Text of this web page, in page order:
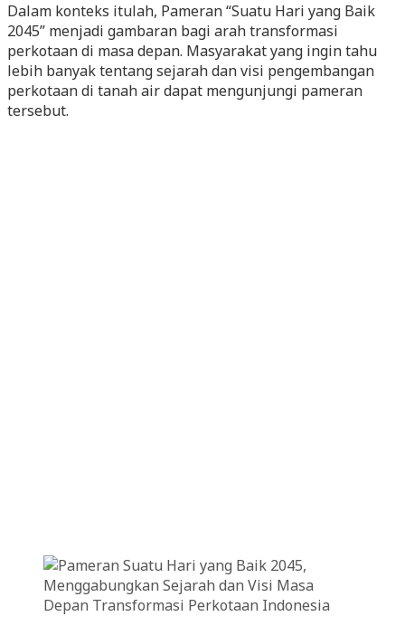
Dalam konteks itulah, Pameran “Suatu Hari yang Baik
2045” menjadi gambaran bagi arah transformasi
perkotaan di masa depan. Masyarakat yang ingin tahu
lebih banyak tentang sejarah dan visi pengembangan
perkotaan di tanah air dapat mengunjungi pameran
tersebut.